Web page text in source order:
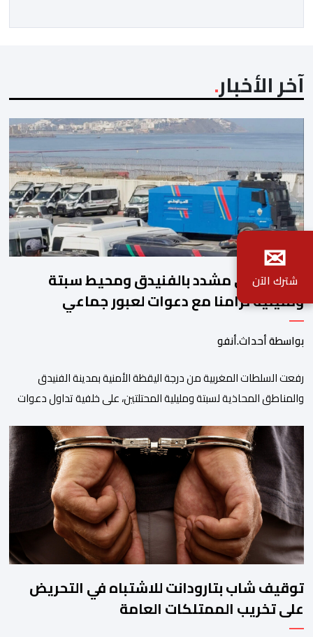
وقالت المنظمة إن عددا من العالقين يعيشون […]
آخر الأخبار
تأهب أمني مشدد بالفنيدق ومحيط سبتة
ومليلية تزامنا مع دعوات لعبور جماعي
بواسطة أحداث.أنفو
رفعت السلطات المغربية من درجة اليقظة الأمنية بمدينة الفنيدق
والمناطق المحاذية لسبتة ومليلية المحتلتين، على خلفية تداول دعوات
للوصول إلى المدينتين يوم 15 غشت الجاري. وعرفت المناطق الشمالية
خلال الساعات الأخيرة انتشارا أمنيا مكثفا، خاصة بالمحاور الطرقية
المؤدية إلى الفنيدق، حيث جرى تعزيز الدوريات وإقامة […]
توقيف شاب بتارودانت للاشتباه في التحريض
على تخريب الممتلكات العامة
✉
شترك الآن